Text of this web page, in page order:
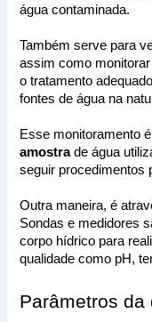
água contaminada.
Também serve para
assim como
o tratamento
fontes de água na
Esse monitoramento
amostra de água
seguir procedimentos
Outra maneira, é
Sondas e medidores
corpo hídrico para
qualidade como pH,
Parâmetros